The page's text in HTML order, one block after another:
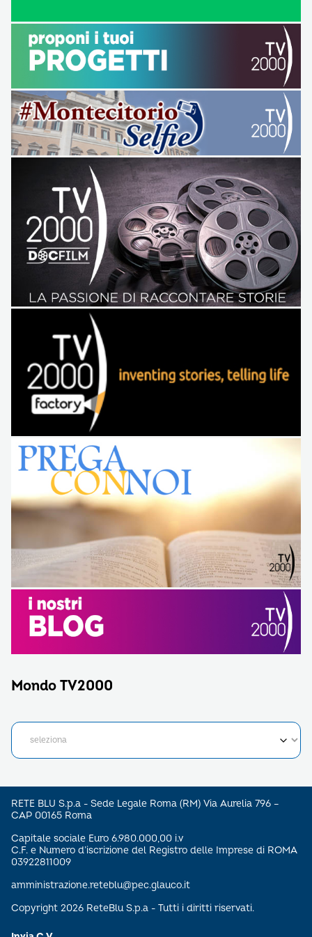
Mondo TV2000
RETE BLU S.p.a - Sede Legale Roma (RM) Via Aurelia 796 –
CAP 00165 Roma
Capitale sociale Euro 6.980.000,00 i.v
C.F. e Numero d’iscrizione del Registro delle Imprese di ROMA
03922811009
amministrazione.reteblu@pec.glauco.it
Copyright 2026 ReteBlu S.p.a - Tutti i diritti riservati.